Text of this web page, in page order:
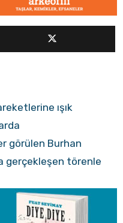
ışık
görülen Burhan
gerçekleşen törenle